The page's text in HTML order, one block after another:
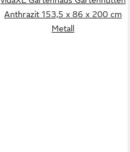
Anthrazit 153,5 x 86 x 200 cm
Metall